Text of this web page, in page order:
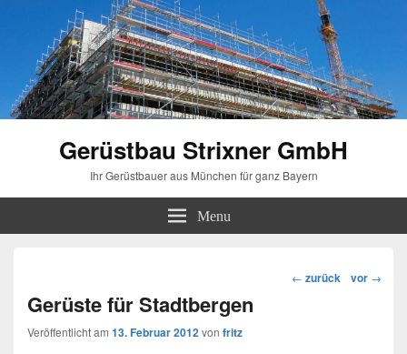
Gerüstbau Strixner GmbH
Ihr Gerüstbauer aus München für ganz Bayern
Menu
Beitragsnavigation
← zurück vor →
Gerüste für Stadtbergen
Veröffentlicht am 13. Februar 2012von fritz